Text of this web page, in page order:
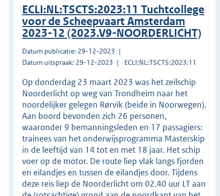
ECLI:NL:TSCTS:2023:11 Tuchtcollege
voor de Scheepvaart Amsterdam
2023-12 (2023.V9-NOORDERLICHT)
Datum publicatie: 29-12-2023
Datum uitspraak: 29-12-2023
ECLI:NL:TSCTS:2023:11
Op donderdag 23 maart 2023 was het zeilschip
Noorderlicht op weg van Trondheim naar het
noordelijker gelegen Rørvik (beide in Noorwegen).
Aan boord bevonden zich 26 personen,
waaronder 9 bemanningsleden en 17 passagiers:
trainees van het onderwijsprogramma Masterskip
in de leeftijd van 14 tot en met 18 jaar. Het schip
voer op de motor. De route liep vlak langs fjorden
en eilandjes en tussen de eilandjes door. Tijdens
deze reis liep de Noorderlicht om 02.40 uur LT aan